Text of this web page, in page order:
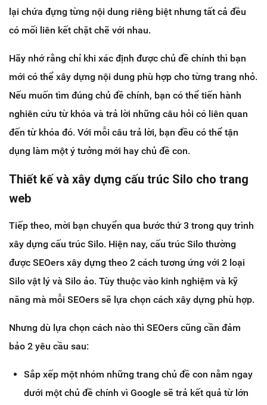
lại chứa đựng từng nội dung riêng biệt nhưng tất cả đều
có mối liên kết chặt chẽ với nhau.
Hãy nhớ rằng chỉ khi xác định được chủ đề chính thì bạn
mới có thể xây dựng nội dung phù hợp cho từng trang nhỏ.
Nếu muốn tìm đúng chủ đề chính, bạn có thể tiến hành
nghiên cứu từ khóa và trả lời những câu hỏi có liên quan
đến từ khóa đó. Với mỗi câu trả lời, bạn đều có thể tận
dụng làm một ý tưởng mới hay chủ đề con.
Thiết kế và xây dựng cấu trúc Silo cho trang
web
Tiếp theo, mời bạn chuyển qua bước thứ 3 trong quy trình
xây dựng cấu trúc Silo. Hiện nay, cấu trúc Silo thường
được SEOers xây dựng theo 2 cách tương ứng với 2 loại
Silo vật lý và Silo ảo. Tùy thuộc vào kinh nghiệm và kỹ
năng mà mỗi SEOers sẽ lựa chọn cách xây dựng phù hợp.
Nhưng dù lựa chọn cách nào thì SEOers cũng cần đảm
bảo 2 yêu cầu sau:
Sắp xếp một nhóm những trang chủ đề con nằm ngay
dưới một chủ đề chính vì Google sẽ trả kết quả từ lớn